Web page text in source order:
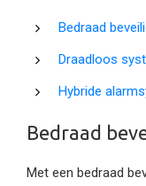
Bedraad
Draadloos
Hybride
Bedraad
Met een bedraad